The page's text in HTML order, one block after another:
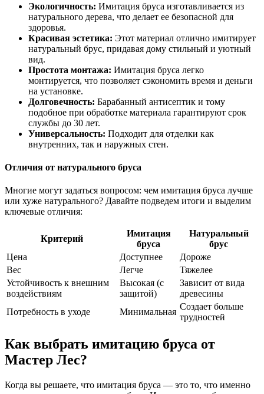
Экологичность: Имитация бруса изготавливается из
натурального дерева, что делает ее безопасной для
здоровья.
Красивая эстетика: Этот материал отлично имитирует
натуральный брус, придавая дому стильный и уютный
вид.
Простота монтажа: Имитация бруса легко
монтируется, что позволяет сэкономить время и деньги
на установке.
Долговечность: Барабанный антисептик и тому
подобное при обработке материала гарантируют срок
службы до 30 лет.
Универсальность: Подходит для отделки как
внутренних, так и наружных стен.
Отличия от натурального бруса
Многие могут задаться вопросом: чем имитация бруса лучше
или хуже натурального? Давайте подведем итоги и выделим
ключевые отличия:
Критерий
Имитация
бруса
Натуральный
брус
Цена
Доступнее
Дороже
Вес
Легче
Тяжелее
Устойчивость к внешним
воздействиям
Высокая (с
защитой)
Зависит от вида
древесины
Потребность в уходе
Минимальная
Создает больше
трудностей
Как выбрать имитацию бруса от
Мастер Лес?
Когда вы решаете, что имитация бруса — это то, что именно